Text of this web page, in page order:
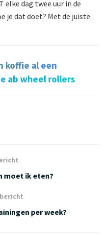
elke dag twee uur in de
je dat doet? Met de juiste
koffie al een
ab wheel rollers
moet ik eten?
per week?